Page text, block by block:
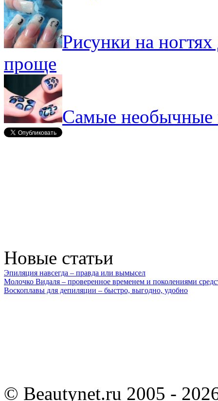
Рисунки на
проще
Самые необычные
Новые статьи
Эпиляция навсегда – правда или вымысел
Молочко Видаля – проверенное временем и поколениями
Воскоплавы для депиляции – быстро, выгодно, удобно
© Beautynet.ru 2005 -